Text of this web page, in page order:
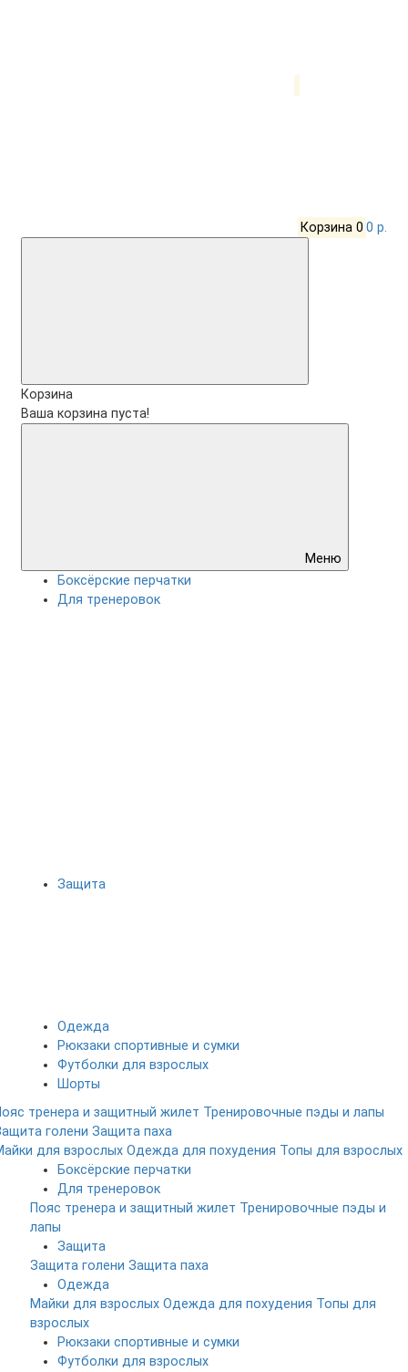
Корзина 0 0 р.
Корзина
Ваша корзина пуста!
Меню
Боксёрские перчатки
Для тренеровок
Защита
Одежда
Рюкзаки спортивные и сумки
Футболки для взрослых
Шорты
тренера и защитный жилет Тренировочные пэды и лапы
голени Защита паха
для взрослых Одежда для похудения Топы для взрослых
Боксёрские перчатки
Для тренеровок
Пояс тренера и защитный жилет Тренировочные пэды и
лапы
Защита
Защита голени Защита паха
Одежда
Майки для взрослых Одежда для похудения Топы для
взрослых
Рюкзаки спортивные и сумки
Футболки для взрослых